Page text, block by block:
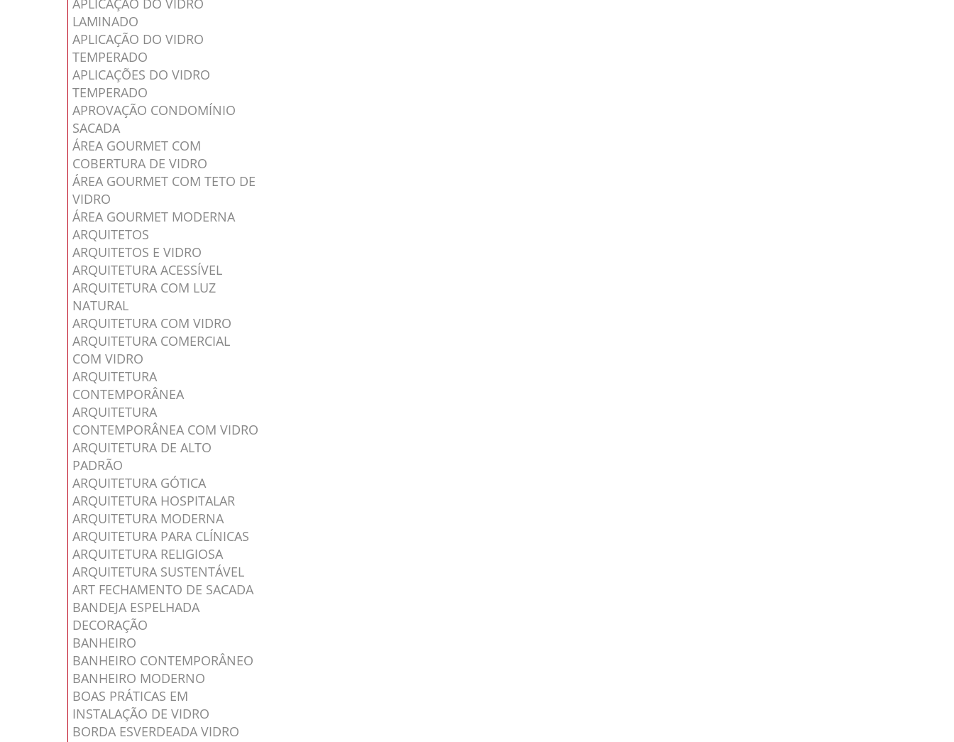
APLICAÇÃO DO VIDRO
LAMINADO
APLICAÇÃO DO VIDRO
TEMPERADO
APLICAÇÕES DO VIDRO
TEMPERADO
APROVAÇÃO CONDOMÍNIO
SACADA
ÁREA GOURMET COM
COBERTURA DE VIDRO
ÁREA GOURMET COM TETO DE
VIDRO
ÁREA GOURMET MODERNA
ARQUITETOS
ARQUITETOS E VIDRO
ARQUITETURA ACESSÍVEL
ARQUITETURA COM LUZ
NATURAL
ARQUITETURA COM VIDRO
ARQUITETURA COMERCIAL
COM VIDRO
ARQUITETURA
CONTEMPORÂNEA
ARQUITETURA
CONTEMPORÂNEA COM VIDRO
ARQUITETURA DE ALTO
PADRÃO
ARQUITETURA GÓTICA
ARQUITETURA HOSPITALAR
ARQUITETURA MODERNA
ARQUITETURA PARA CLÍNICAS
ARQUITETURA RELIGIOSA
ARQUITETURA SUSTENTÁVEL
ART FECHAMENTO DE SACADA
BANDEJA ESPELHADA
DECORAÇÃO
BANHEIRO
BANHEIRO CONTEMPORÂNEO
BANHEIRO MODERNO
BOAS PRÁTICAS EM
INSTALAÇÃO DE VIDRO
BORDA ESVERDEADA VIDRO